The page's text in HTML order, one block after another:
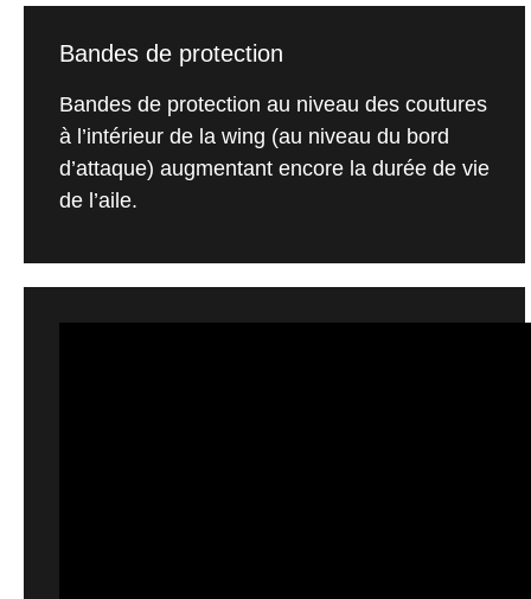
Bandes de protection
Bandes de protection au niveau des coutures
à l’intérieur de la wing (au niveau du bord
d’attaque) augmentant encore la durée de vie
de l’aile.